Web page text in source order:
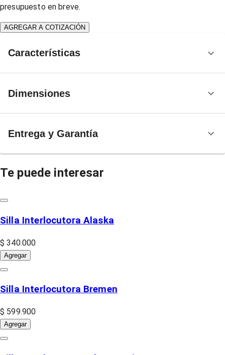
presupuesto en breve.
AGREGAR A COTIZACIÓN
Características
Dimensiones
Entrega y Garantía
Te puede interesar
Silla Interlocutora Alaska
$ 340.000
Agregar
Silla Interlocutora Bremen
$ 599.900
Agregar